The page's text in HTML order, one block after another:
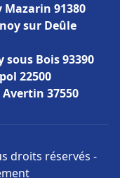
91380
sur Deûle
Bois 93390
22500
37550
droits réservés -